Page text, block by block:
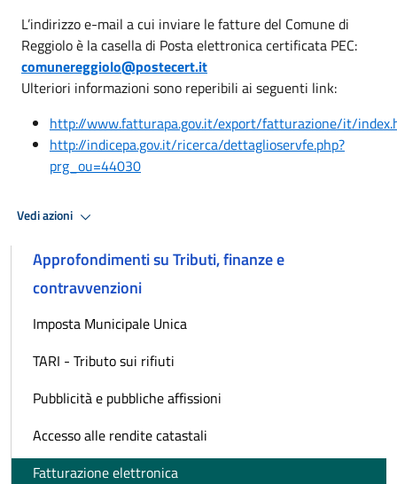
L’indirizzo e-mail a cui inviare le fatture del Comune di
Reggioloè la casella di Posta elettronica certificata PEC:
comunereggiolo@postecert.it
Ulteriori informazioni sono reperibili ai seguenti link:
http://www.fatturapa.gov.it/export/fatturazione/it/
http://indicepa.gov.it/ricerca/dettaglioservfe.php?
prg_ou=44030
Vedi azioni
Approfondimenti su Tributi, finanze e
contravvenzioni
Imposta Municipale Unica
TARI - Tributo sui rifiuti
Pubblicità e pubbliche affissioni
Accesso alle rendite catastali
Fatturazione elettronica